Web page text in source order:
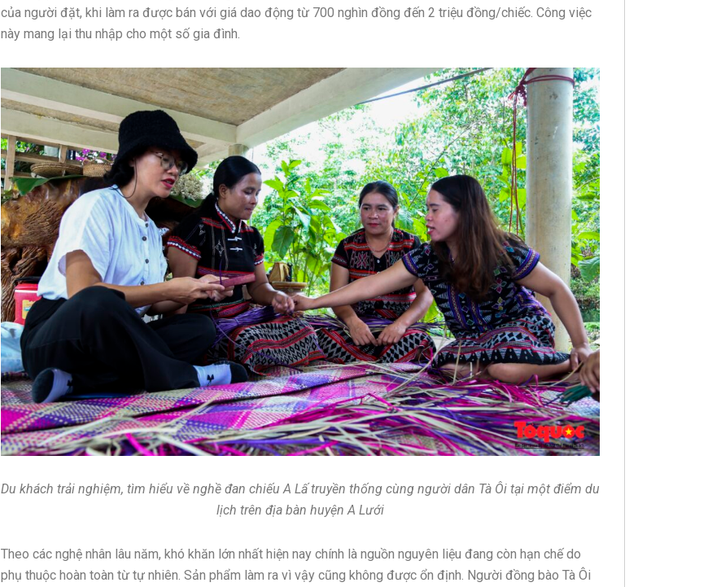
của người đặt, khi làm ra được bán với giá dao động từ 700 nghìn đồng đến 2 triệu đồng/chiếc. Công việc
này mang lại thu nhập cho một số gia đình.
Du khách trải nghiệm, tìm hiểu về nghề đan chiếu A Lấ truyền thống cùng người dân Tà Ôi tại một điểm du
lịch trên địa bàn huyện A Lưới
Theo các nghệ nhân lâu năm, khó khăn lớn nhất hiện nay chính là nguồn nguyên liệu đang còn hạn chế do
phụ thuộc hoàn toàn từ tự nhiên. Sản phẩm làm ra vì vậy cũng không được ổn định. Người đồng bào Tà Ôi